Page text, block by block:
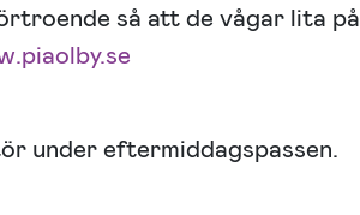
så att de vågar lita på
under eftermiddagspassen.